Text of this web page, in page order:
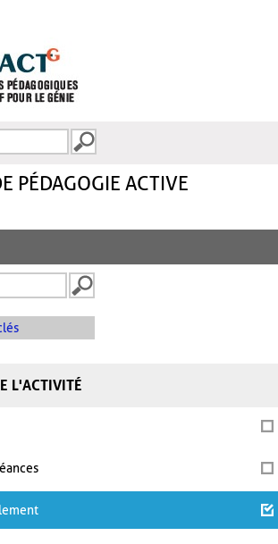
PÉDAGOGIE ACTIVE
L'ACTIVITÉ